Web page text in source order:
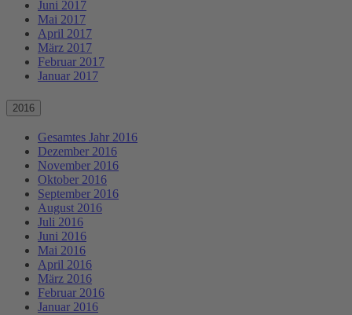
Juni 2017
Mai 2017
April 2017
März 2017
Februar 2017
Januar 2017
2016
Gesamtes Jahr 2016
Dezember 2016
November 2016
Oktober 2016
September 2016
August 2016
Juli 2016
Juni 2016
Mai 2016
April 2016
März 2016
Februar 2016
Januar 2016